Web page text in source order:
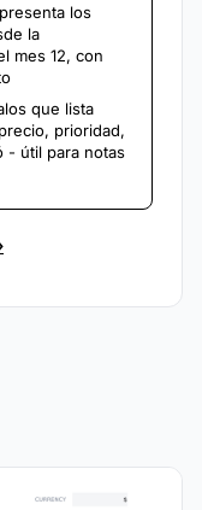
los
la
mes 12, con
que lista
prioridad,
- útil para notas